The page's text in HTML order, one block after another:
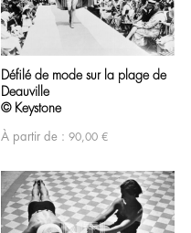
Défilé de mode sur la plage de
Deauville
© Keystone
À partir de : 90,00 €